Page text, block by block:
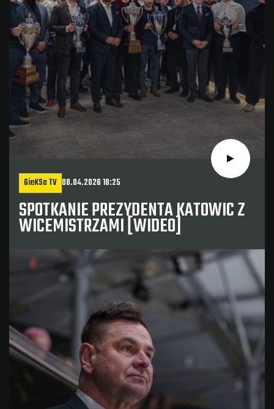
GieKSa TV 08.04.2026 18:25
SPOTKANIE PREZYDENTA KATOWIC Z
WICEMISTRZAMI [WIDEO]